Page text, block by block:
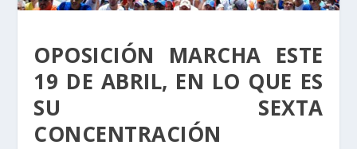
OPOSICIÓN MARCHA ESTE
19 DE ABRIL, EN LO QUE ES
SU SEXTA
CONCENTRACIÓN